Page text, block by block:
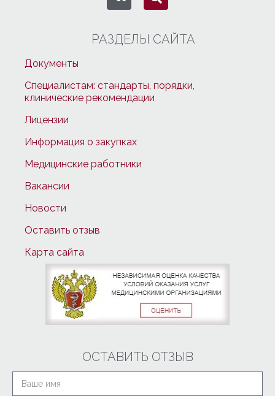
РАЗДЕЛЫ САЙТА
Документы
Специалистам: стандарты, порядки,
клинические рекомендации
Лицензии
Информация о закупках
Медицинские работники
Вакансии
Новости
Оставить отзыв
Карта сайта
ОСТАВИТЬ ОТЗЫВ